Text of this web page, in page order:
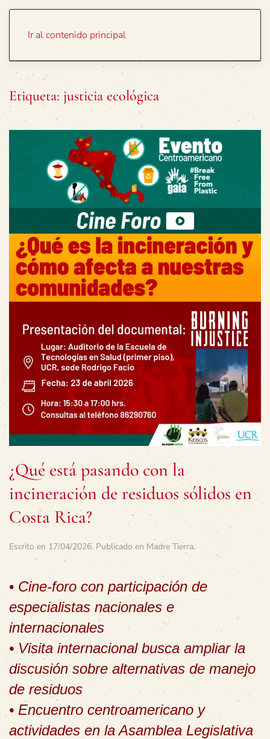
Ir al contenido principal
Etiqueta: justicia ecológica
¿Qué está pasando con la
incineración de residuos sólidos en
Costa Rica?
Escrito en 17/04/2026. Publicado en Madre Tierra.
• Cine-foro con participación de
especialistas nacionales e
internacionales
• Visita internacional busca ampliar la
discusión sobre alternativas de manejo
de residuos
• Encuentro centroamericano y
actividades en la Asamblea Legislativa